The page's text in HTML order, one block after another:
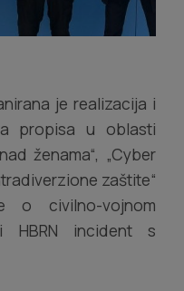
je realizacija i
propisa u oblasti
ženama“, „Cyber
zaštite“
o civilno-vojnom
HBRN incident s